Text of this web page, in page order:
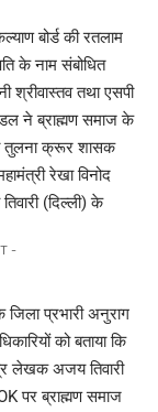
बोर्ड की रतलाम
के नाम संबोधित
श्रीवास्तव तथा एसपी
ने ब्राह्मण समाज के
तुलना क्रूर शासक
रेखा विनोद
(दिल्ली) के
-
जिला प्रभारी अनुराग
को बताया कि
लेखक अजय तिवारी
पर ब्राह्मण समाज